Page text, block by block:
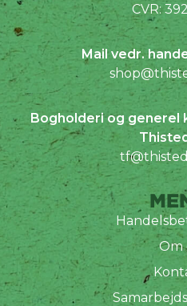
CVR:
Mail vedr.
Bogholderi og generel
Om